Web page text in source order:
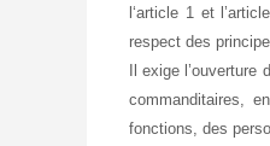
l‘article 1 et
respect des
Il exige
commanditaires,
fonctions, des